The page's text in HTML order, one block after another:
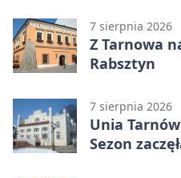
7 sierpnia 2026
Z Tarnowa
Rabsztyn
7 sierpnia 2026
Unia
Sezon